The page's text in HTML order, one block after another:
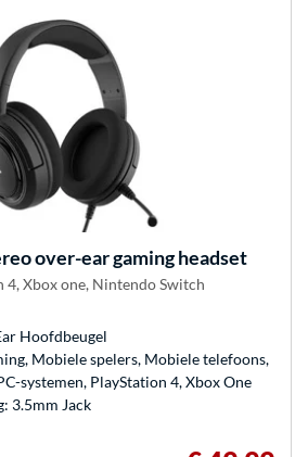
over-ear gaming headset
4, Xbox one, Nintendo Switch
Hoofdbeugel
Mobiele spelers, Mobiele telefoons,
systemen, PlayStation 4, Xbox One
3.5mm Jack